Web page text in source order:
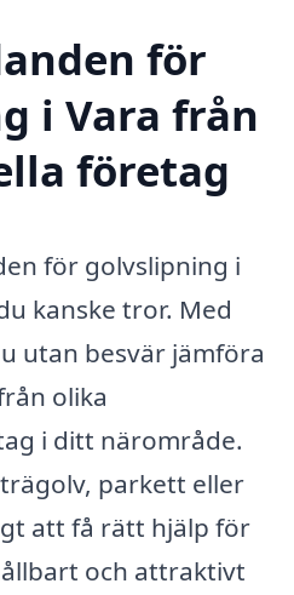
för
i Vara från
företag
för golvslipning i
kanske tror. Med
utan besvär jämföra
olika
i ditt närområde.
parkett eller
att få rätt hjälp för
och attraktivt